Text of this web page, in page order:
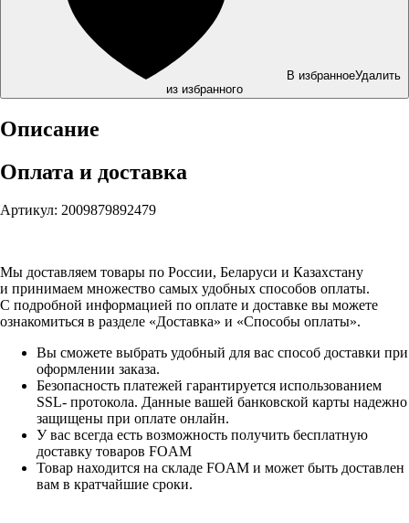
В избранноеУдалить
из избранного
Описание
Оплата и доставка
Артикул: 2009879892479
Мы доставляем товары по России, Беларуси и Казахстану
и принимаем множество самых удобных способов оплаты.
С подробной информацией по оплате и доставке вы можете
ознакомиться в разделе «Доставка» и «Способы оплаты».
Вы сможете выбрать удобный для вас способ доставки при
оформлении заказа.
Безопасность платежей гарантируется использованием
SSL- протокола. Данные вашей банковской карты надежно
защищены при оплате онлайн.
У вас всегда есть возможность получить бесплатную
доставку товаров FOAM
Товар находится на складе FOAM и может быть доставлен
вам в кратчайшие сроки.